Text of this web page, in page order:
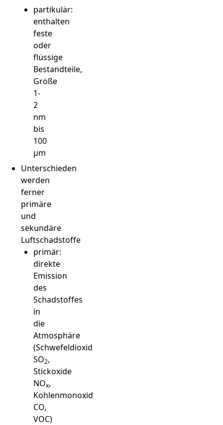
partikulär:
enthalten
feste
oder
flüssige
Bestandteile,
Größe
1-
2
nm
bis
100
µm
Unterschieden
werden
ferner
primäre
und
sekundäre
Luftschadstoffe
primär:
direkte
Emission
des
Schadstoffes
in
die
Atmosphäre
(Schwefeldioxid
SO2,
Stickoxide
NOx,
Kohlenmonoxid
CO,
VOC)